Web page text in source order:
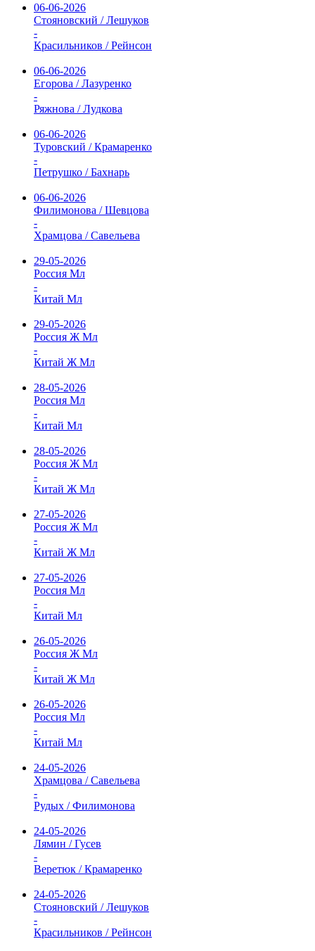
06-06-2026
Стояновский / Лешуков
-
Красильников / Рейнсон
06-06-2026
Егорова / Лазуренко
-
Ряжнова / Лудкова
06-06-2026
Туровский / Крамаренко
-
Петрушко / Бахнарь
06-06-2026
Филимонова / Шевцова
-
Храмцова / Савельева
29-05-2026
Россия Мл
-
Китай Мл
29-05-2026
Россия Ж Мл
-
Китай Ж Мл
28-05-2026
Россия Мл
-
Китай Мл
28-05-2026
Россия Ж Мл
-
Китай Ж Мл
27-05-2026
Россия Ж Мл
-
Китай Ж Мл
27-05-2026
Россия Мл
-
Китай Мл
26-05-2026
Россия Ж Мл
-
Китай Ж Мл
26-05-2026
Россия Мл
-
Китай Мл
24-05-2026
Храмцова / Савельева
-
Рудых / Филимонова
24-05-2026
Лямин / Гусев
-
Веретюк / Крамаренко
24-05-2026
Стояновский / Лешуков
-
Красильников / Рейнсон